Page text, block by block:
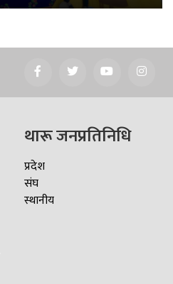
थारू जनप्रतिनिधि
प्रदेश
संघ
स्थानीय